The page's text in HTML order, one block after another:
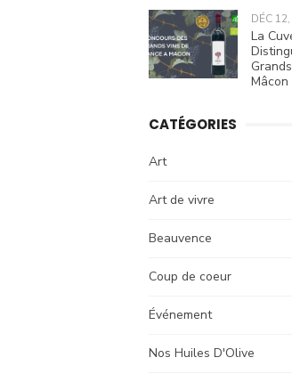
DÉC
La
Mâcon
CATÉGORIES
Art
Art de vivre
Beauvence
Coup de coeur
Événement
Nos Huiles D'Olive